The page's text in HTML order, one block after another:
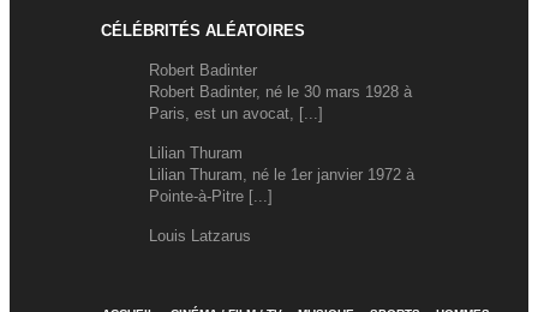
CÉLÉBRITÉS ALÉATOIRES
Robert Badinter
Robert Badinter, né le 30 mars 1928 à
Paris, est un avocat, [...]
Lilian Thuram
Lilian Thuram, né le 1er janvier 1972 à
Pointe-à-Pitre [...]
Louis Latzarus